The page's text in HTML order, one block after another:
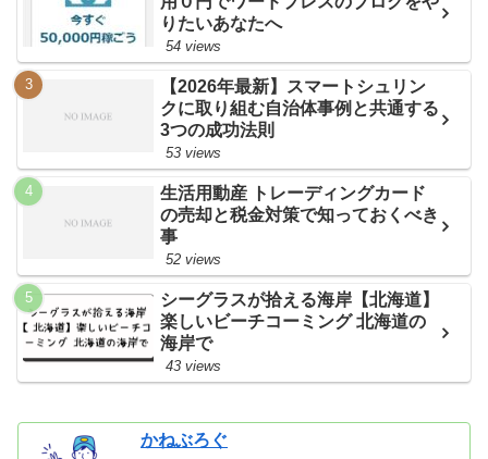
りたいあなたへ
54 views
【2026年最新】スマートシュリン
クに取り組む自治体事例と共通する
3つの成功法則
53 views
生活用動産 トレーディングカード
の売却と税金対策で知っておくべき
事
52 views
シーグラスが拾える海岸【北海道】
楽しいビーチコーミング 北海道の
海岸で
43 views
かねぶろぐ